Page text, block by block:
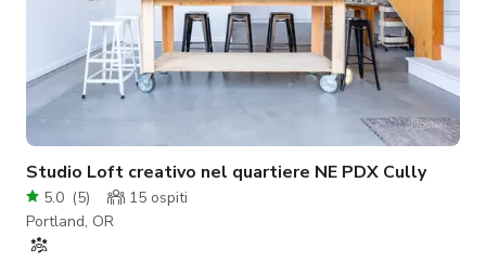
Studio Loft creativo nel quartiere NE PDX Cully
5.0 (5) 15 ospiti
Portland, OR